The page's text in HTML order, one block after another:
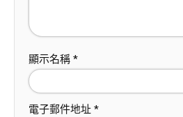
顯示名稱 *
電子郵件地址 *